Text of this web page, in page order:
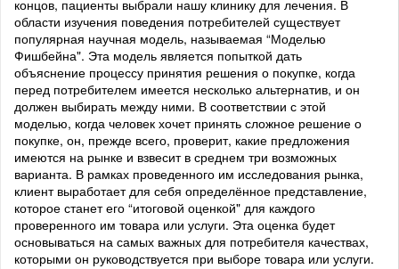
концов, пациенты выбрали нашу клинику для лечения. В
области изучения поведения потребителей существует
популярная научная модель, называемая “Моделью
Фишбейна". Эта модель является попыткой дать
объяснение процессу принятия решения о покупке, когда
перед потребителем имеется несколько альтернатив, и он
должен выбирать между ними. В соответствии с этой
моделью, когда человек хочет принять сложное решение о
покупке, он, прежде всего, проверит, какие предложения
имеются на рынке и взвесит в среднем три возможных
варианта. В рамках проведенного им исследования рынка,
клиент выработает для себя определённое представление,
которое станет его “итоговой оценкой" для каждого
проверенного им товара или услуги. Эта оценка будет
основываться на самых важных для потребителя качествах,
которыми он руководствуется при выборе товара или услуги.